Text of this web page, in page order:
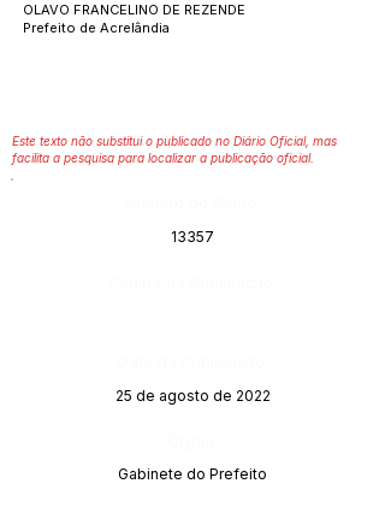
OLAVO FRANCELINO DE REZENDE
Prefeito de Acrelândia
Este texto não substitui o publicado no Diário Oficial, mas
facilita a pesquisa para localizar a publicação oficial.
13357
25 de agosto de 2022
Gabinete do Prefeito